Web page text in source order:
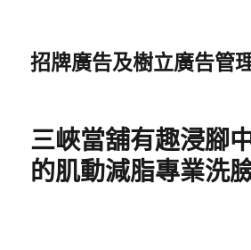
招牌廣告及樹立廣告管
三峽當舖有趣浸腳
的肌動減脂專業洗